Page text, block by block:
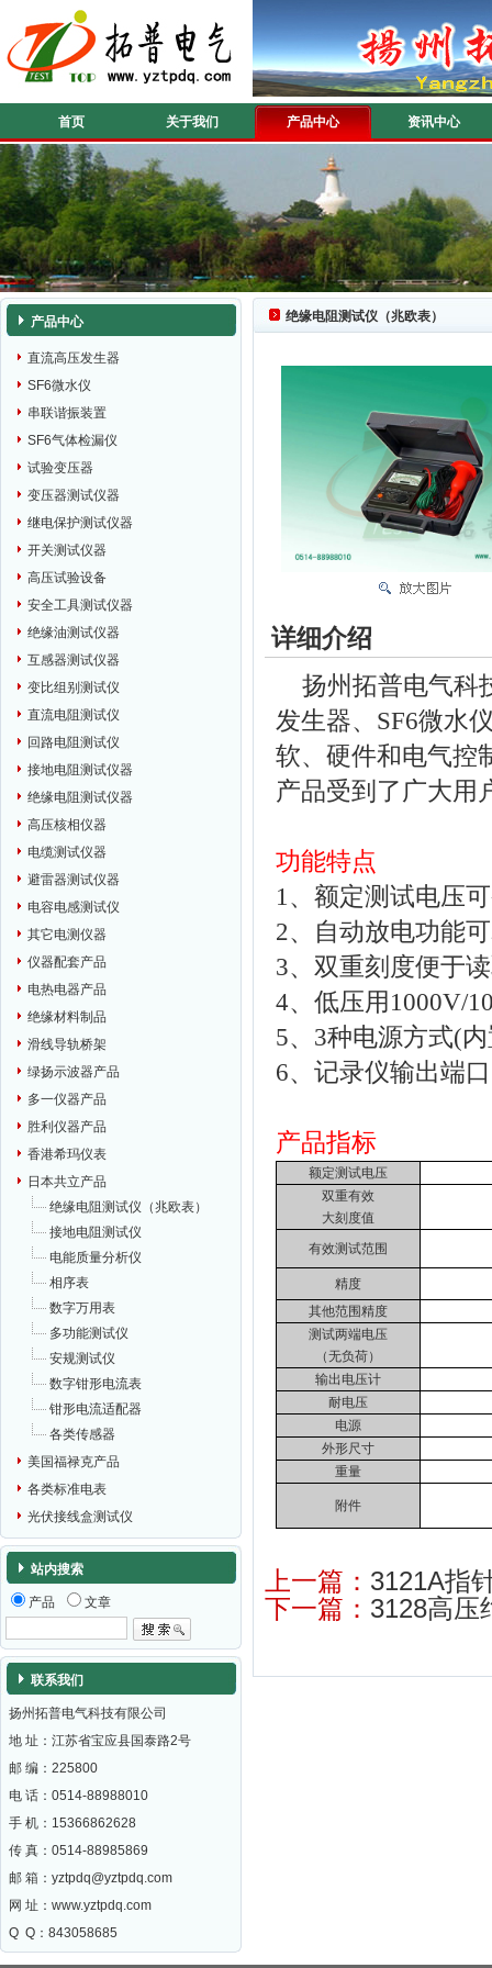
首页 关于我们 产品中心 资讯中心
产品中心
直流高压发生器
SF6微水仪
串联谐振装置
SF6气体检漏仪
试验变压器
变压器测试仪器
继电保护测试仪器
开关测试仪器
高压试验设备
安全工具测试仪器
绝缘油测试仪器
互感器测试仪器
变比组别测试仪
直流电阻测试仪
回路电阻测试仪
接地电阻测试仪器
绝缘电阻测试仪器
高压核相仪器
电缆测试仪器
避雷器测试仪器
电容电感测试仪
其它电测仪器
仪器配套产品
电热电器产品
绝缘材料制品
滑线导轨桥架
绿扬示波器产品
多一仪器产品
胜利仪器产品
香港希玛仪表
日本共立产品
绝缘电阻测试仪（兆欧表）
接地电阻测试仪
电能质量分析仪
相序表
数字万用表
多功能测试仪
安规测试仪
数字钳形电流表
钳形电流适配器
各类传感器
美国福禄克产品
各类标准电表
光伏接线盒测试仪
站内搜索
产品 文章
联系我们
扬州拓普电气科技有限公司
地 址：江苏省宝应县国泰路2号
邮 编： 225800
电 话：0514-88988010
手 机：15366862628
传 真：0514-88985869
邮 箱： yztpdq@yztpdq.com
网 址： www.yztpdq.com
Q Q：843058685
绝缘电阻测试仪（兆欧表）
详细介绍
扬州拓普电气科
发生器、SF6微水
软、硬件和电气控
产品受到了广大用
功能特点
1、额定测试电压
2、自动放电功能
3、双重刻度便于
4、低压用1000V/
5、3种电源方式(
6、记录仪输出端
产品指标
额定测试电压
双重有效
大刻度值
有效测试范围
精度
其他范围精度
测试两端电压
（无负荷）
输出电压计
耐电压
电源
外形尺寸
重量
附件
上一篇： 3121A指
下一篇： 3128高压